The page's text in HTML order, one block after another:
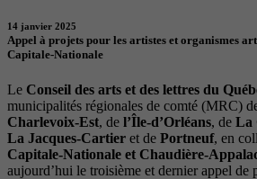
14 janvier 2025
Appel à projets pour les artistes et organismes
Capitale-Nationale
Le Conseil des arts et des lettres du
municipalités régionales de comté (MRC)
Charlevoix-Est, de l’Île-d’Orléans, de La
La Jacques-Cartier et de Portneuf, en
Capitale-Nationale et Chaudière-
aujourd’hui le troisième et dernier appel de